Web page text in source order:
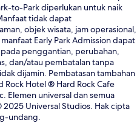
to-Park diperlukan untuk naik
tidak dapat
objek wisata, jam operasional,
Early Park Admission dapat
penggantian, perubahan,
dan/atau pembatalan tanpa
dijamin. Pembatasan tambahan
Rock Hotel ® Hard Rock Cafe
Elemen universal dan semua
Universal Studios. Hak cipta
undang.